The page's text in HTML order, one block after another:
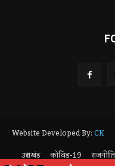
Website Developed By:CK
उत्तराखंड
कोविड-19 राजनीति